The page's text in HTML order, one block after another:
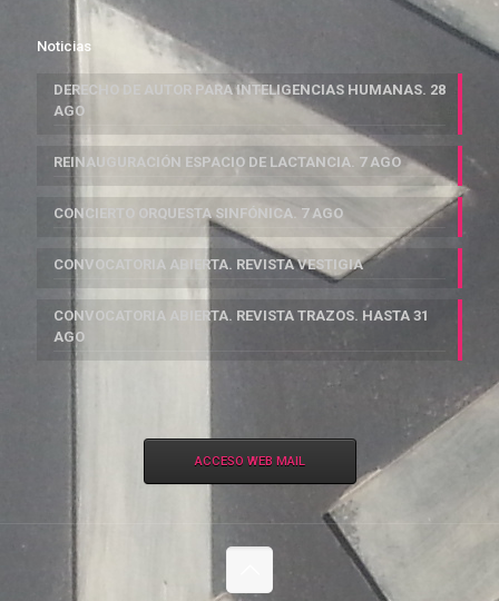
Noticias
DERECHO DE AUTOR PARA INTELIGENCIAS HUMANAS. 28
AGO
REINAUGURACIÓN ESPACIO DE LACTANCIA. 7 AGO
CONCIERTO ORQUESTA SINFÓNICA. 7 AGO
CONVOCATORIA ABIERTA. REVISTA VESTIGIA
CONVOCATORIA ABIERTA. REVISTA TRAZOS. HASTA 31
AGO
ACCESO WEB MAIL